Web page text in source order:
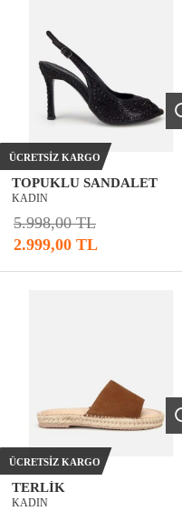
TOPUKLU SANDALET
KADIN
5.998,00 TL
2.999,00 TL
ÜCRETSIZ KARGO
TERLIK
KADIN
ÜCRETSIZ KARGO